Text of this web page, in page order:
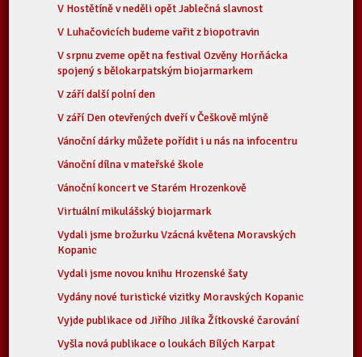
V Hostětíně v neděli opět Jablečná slavnost
V Luhačovicích budeme vařit z biopotravin
V srpnu zveme opět na festival Ozvěny Horňácka
spojený s bělokarpatským biojarmarkem
V září další polní den
V září Den otevřených dveří v Češkově mlýně
Vánoční dárky můžete pořídit i u nás na infocentru
Vánoční dílna v mateřské škole
Vánoční koncert ve Starém Hrozenkově
Virtuální mikulášský biojarmark
Vydali jsme brožurku Vzácná květena Moravských
Kopanic
Vydali jsme novou knihu Hrozenské šaty
Vydány nové turistické vizitky Moravských Kopanic
Vyjde publikace od Jiřího Jilíka Žítkovské čarování
Vyšla nová publikace o loukách Bílých Karpat